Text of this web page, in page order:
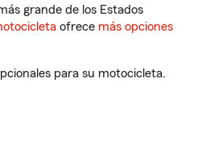
grande de los Estados
ofrece más opciones
para su motocicleta.